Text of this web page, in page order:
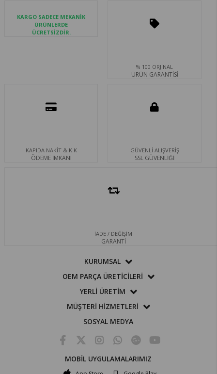
KARGO SADECE MEKANİK
ÜRÜNLERDE
ÜCRETSİZDİR.
% 100 ORJİNAL
ÜRÜN GARANTİSİ
KAPIDA NAKİT & K.K
ÖDEME İMKANI
GÜVENLİ ALIŞVERİŞ
SSL GÜVENLİĞİ
İADE / DEĞİŞİM
GARANTİ
KURUMSAL
OEM PARÇA ÜRETİCİLERİ
YERLİ ÜRETİM
MÜŞTERİ HİZMETLERİ
SOSYAL MEDYA
MOBİL UYGULAMALARIMIZ